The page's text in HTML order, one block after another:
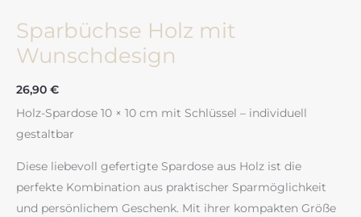
Sparbüchse Holz mit
Wunschdesign
26,90 €
Holz-Spardose 10 × 10 cm mit Schlüssel – individuell
gestaltbar
Diese liebevoll gefertigte Spardose aus Holz ist die
perfekte Kombination aus praktischer Sparmöglichkeit
und persönlichem Geschenk. Mit ihrer kompakten Größe